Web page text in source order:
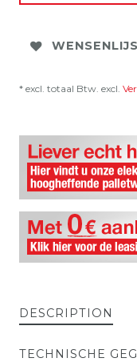
* excl. totaal Btw. excl.
DESCRIPTION
TECHNISCHE